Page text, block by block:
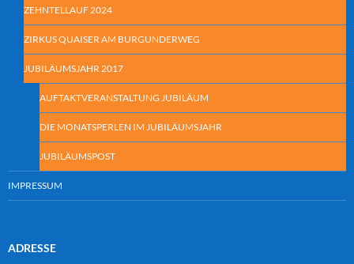
ZEHNTELLAUF 2024
ZIRKUS QUAISER AM BURGUNDERWEG
JUBILÄUMSJAHR 2017
AUFTAKTVERANSTALTUNG JUBILÄUM
DIE MONATSPERLEN IM JUBILÄUMSJAHR
JUBILÄUMSPOST
IMPRESSUM
ADRESSE